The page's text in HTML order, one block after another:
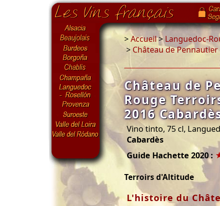
>Accueil>Languedoc-
> Château de
Château de
Rouge
2016
Vino tinto, 75 cl,
Cabardès
Guide Hachette 2020 :
Terroirs d'Altitude
L'histoire du